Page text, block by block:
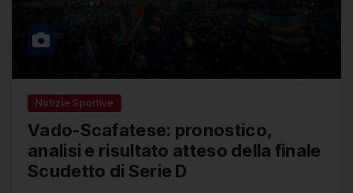
Notizie Sportive
Vado-Scafatese: pronostico,
analisi e risultato atteso della finale
Scudetto di Serie D